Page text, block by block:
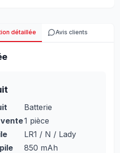
détaillée Avis clients
Batterie
1 pièce
LR1 / N / Lady
850 mAh